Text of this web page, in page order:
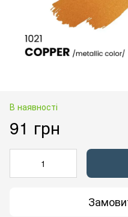
В наявності
91 грн